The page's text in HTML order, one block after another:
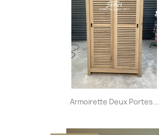
Armoirette Deux Portes...